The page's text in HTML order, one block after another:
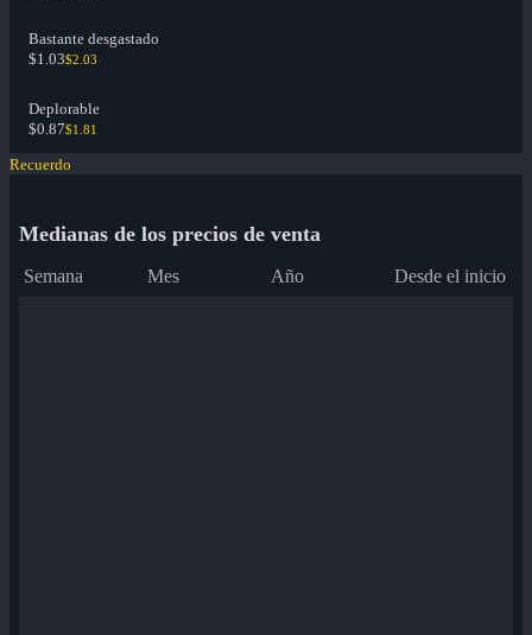
Bastante desgastado
$1.03$2.03
Deplorable
$0.87$1.81
Recuerdo
Medianas de los precios de venta
Semana Mes Año Desde el inicio